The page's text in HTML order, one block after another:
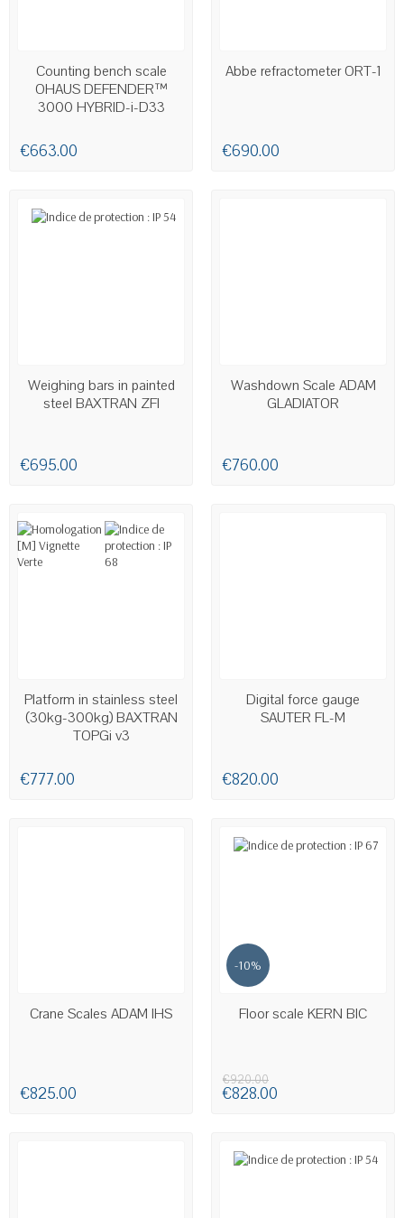
AVAILABLE
Counting bench scale
OHAUS DEFENDER™
3000 HYBRID-i-D33
€663.00
AVAILABLE
Abbe refractometer ORT-1
€690.00
AVAILABLE
Weighing bars in painted
steel BAXTRAN ZFI
€695.00
AVAILABLE
Washdown Scale ADAM
GLADIATOR
€760.00
LAST ITEMS IN STOCK
Platform in stainless steel
(30kg-300kg) BAXTRAN
TOPGi v3
€777.00
AVAILABLE
Digital force gauge
SAUTER FL-M
€820.00
AVAILABLE
Crane Scales ADAM IHS
€825.00
-10%
AVAILABLE
Floor scale KERN BIC
€920.00
€828.00